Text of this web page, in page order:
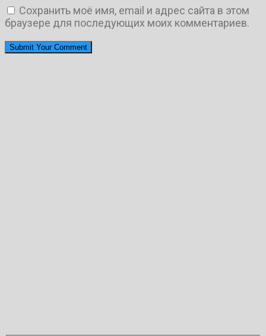
Сохранить моё имя, email и адрес сайта в этом
браузере для последующих моих комментариев.